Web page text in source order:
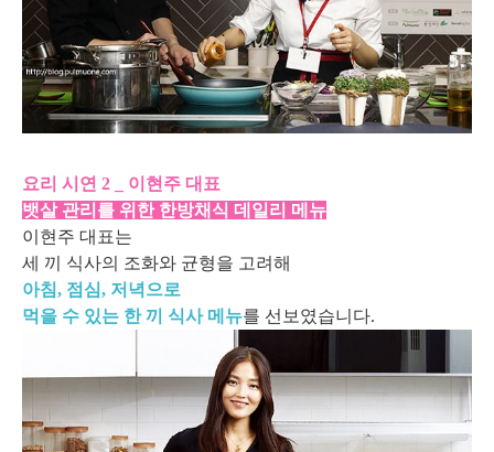
요리 시연 2 _ 이현주 대표
뱃살 관리를 위한 한방채식 데일리 메뉴
이현주 대표는
세 끼 식사의 조화와 균형을 고려해
아침, 점심, 저녁으로
먹을 수 있는 한 끼 식사 메뉴를 선보였습니다.